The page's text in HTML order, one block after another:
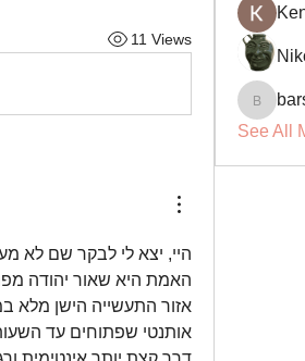
11 Views
barsora
See All